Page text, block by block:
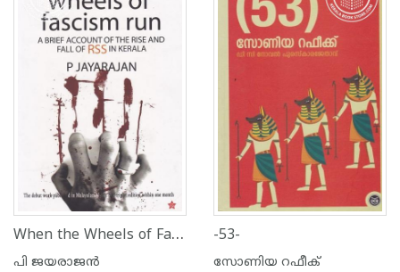
When the Wheels of Fascism Run A brief account of the rise and fall of RSS in Kerala
പി ജയരാജന്‍
-53-
സോണിയ റഫീക്